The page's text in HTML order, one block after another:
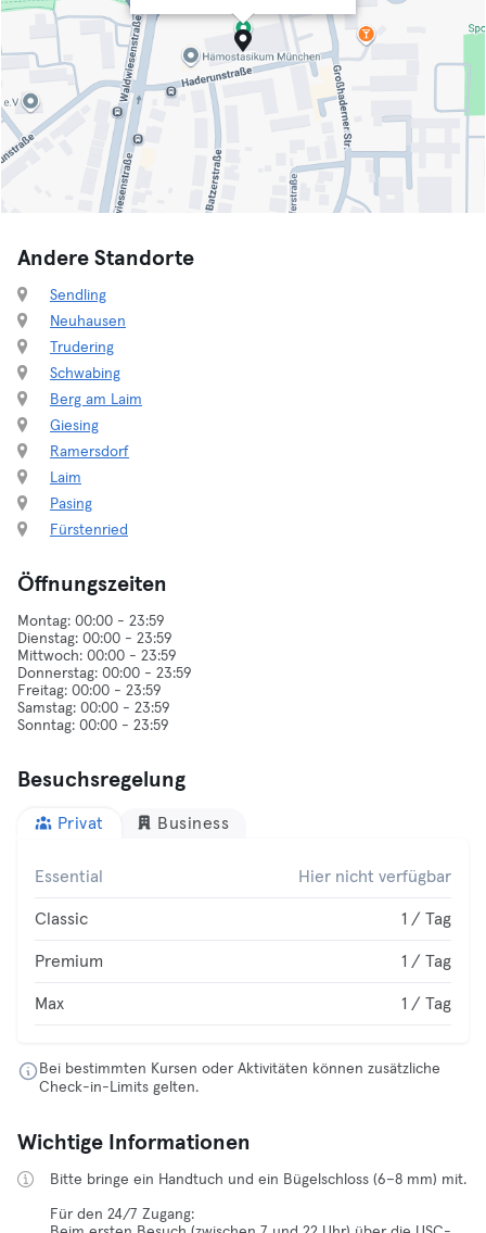
Andere Standorte
Sendling
Neuhausen
Trudering
Schwabing
Berg am Laim
Giesing
Ramersdorf
Laim
Pasing
Fürstenried
Öffnungszeiten
Montag: 00:00 - 23:59
Dienstag: 00:00 - 23:59
Mittwoch: 00:00 - 23:59
Donnerstag: 00:00 - 23:59
Freitag: 00:00 - 23:59
Samstag: 00:00 - 23:59
Besuchsregelung
Privat Business
Essential Hier nicht verfügbar
Classic 1 / Tag
Premium 1 / Tag
Max 1 / Tag
Bei bestimmten Kursen oder Aktivitäten können zusätzliche
Check-in-Limits gelten.
Wichtige Informationen
Bitte bringe ein Handtuch und ein Bügelschloss (6–8 mm) mit.
Für den 24/7 Zugang: